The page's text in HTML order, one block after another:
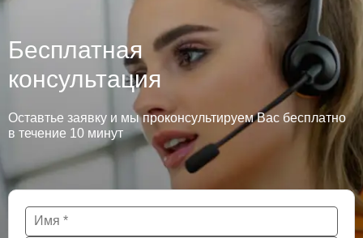
Бесплатная
консультация
Оставтье заявку и мы проконсультируем Вас бесплатно
в течение 10 минут